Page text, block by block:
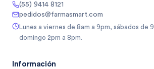
(55) 9414 8121
pedidos@farmasmart.com
Lunes a viernes de 8am a 9pm, sábados de
domingo 2pm a 8pm.
Información